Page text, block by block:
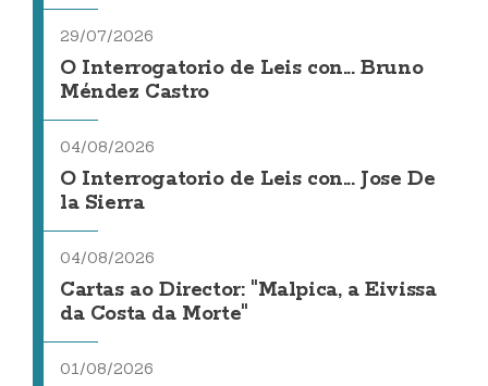
29/07/2026
O Interrogatorio de Leis con... Bruno
Méndez Castro
04/08/2026
O Interrogatorio de Leis con... Jose De
la Sierra
04/08/2026
Cartas ao Director: "Malpica, a Eivissa
da Costa da Morte"
01/08/2026